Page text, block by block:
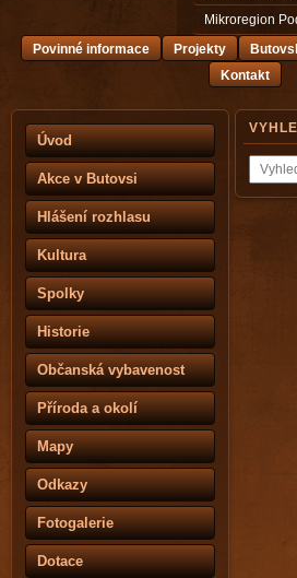
Úvod
Akce v Butovsi
Hlášení rozhlasu
Kultura
Spolky
Historie
Občanská vybavenost
Příroda a okolí
Mapy
Odkazy
Fotogalerie
Dotace
Mikroregion
Povinné informace
Projekty
Kontakt